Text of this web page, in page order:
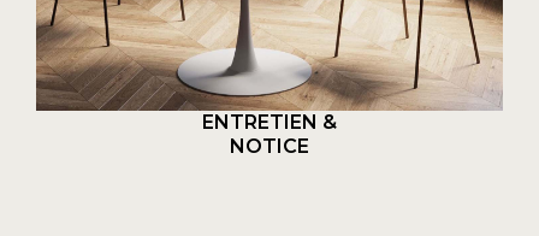
ENTRETIEN &
NOTICE